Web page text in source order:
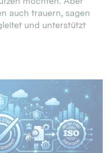
auch trauern, sagen
und unterstützt